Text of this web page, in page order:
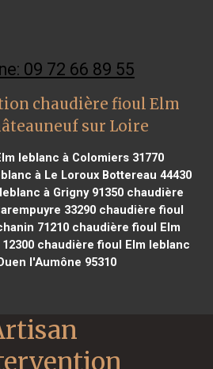
09 72 66 89 55
chaudière fioul Elm
sur Loire
leblanc à Colomiers 31770
à Le Loroux Bottereau 44430
à Grigny 91350chaudière
33290chaudière fioul
71210 chaudière fioul Elm
chaudière fioul Elm leblanc
l'Aumône 95310